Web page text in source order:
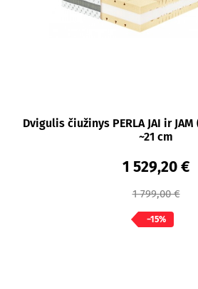
Dvigulis čiužinys PERLA JAI ir
~21 cm
1 529,20 €
1 799,00 €
−15%